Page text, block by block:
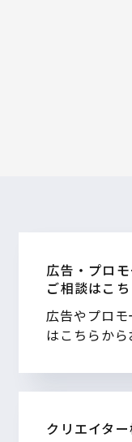
広告・プロ
ご相談はこち
広告やプロ
はこちらから
クリエイタ